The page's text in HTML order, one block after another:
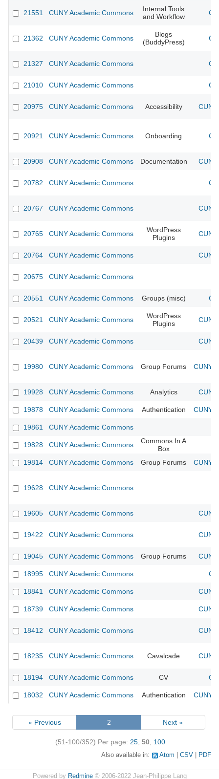
21551 CUNY Academic Commons
Internal Tools
and Workflow
21362 CUNY Academic Commons
Blogs
(BuddyPress)
21327 CUNY Academic Commons
21010 CUNY Academic Commons
20975 CUNY Academic Commons Accessibility
20921 CUNY Academic Commons Onboarding
20908 CUNY Academic Commons Documentation
20782 CUNY Academic Commons
20767 CUNY Academic Commons
20765 CUNY Academic Commons
WordPress
Plugins
20764 CUNY Academic Commons
20675 CUNY Academic Commons
20551 CUNY Academic Commons Groups (misc)
20521 CUNY Academic Commons
WordPress
Plugins
20439 CUNY Academic Commons
19980 CUNY Academic Commons Group Forums CUNY
19928 CUNY Academic Commons Analytics
19878 CUNY Academic Commons Authentication CUNY
19861 CUNY Academic Commons
19828 CUNY Academic Commons
Commons In A
Box
19814
CUNY Academic Commons Group Forums CUNY
19628 CUNY Academic Commons
19605 CUNY Academic Commons
19422 CUNY Academic Commons
19045 CUNY Academic Commons Group Forums
18995 CUNY Academic Commons
18841 CUNY Academic Commons
18739 CUNY Academic Commons
18412 CUNY Academic Commons
18235 CUNY Academic Commons Cavalcade
18194 CUNY Academic Commons CV
18032 CUNY Academic Commons Authentication CUNY
« Previous 2 Next »
(51-100/352) Per page: 25 50 100
Also available in: Atom CSV PDF
Powered by Redmine© 2006-2022 Jean-Philippe Lang